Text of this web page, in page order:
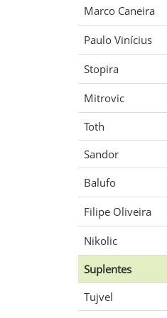
Marco Caneira
Paulo Vinícius
Stopira
Mitrovic
Toth
Sandor
Balufo
Filipe Oliveira
Nikolic
Suplentes
Tujvel